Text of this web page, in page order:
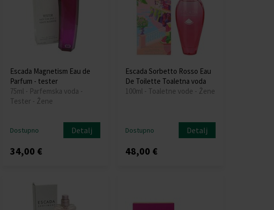
Escada Magnetism Eau de
Parfum - tester
75ml - Parfemska voda -
Tester - Žene
Dostupno Detalj
34,00 €
Escada Sorbetto Rosso Eau
De Toilette Toaletna voda
100ml - Toaletne vode - Žene
Dostupno Detalj
48,00 €